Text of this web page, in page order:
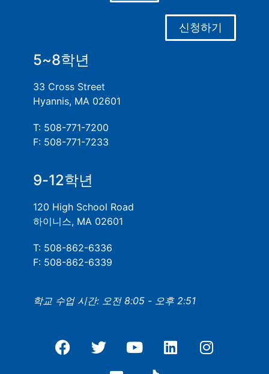
신청하기
5~8학년
33 Cross Street
Hyannis, MA 02601
T: 508-771-7200
F: 508-771-7233
9-12학년
120 High School Road
하이니스, MA 02601
T: 508-862-6336
F: 508-862-6339
학교 수업 시간: 오전 8:05 - 오후 2:51